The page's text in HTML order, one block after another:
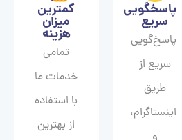
پاسخگویی
سریع
پاسخ‌گویی
سریع از
طریق
اینستاگرام،
و
کمترین
میزان
هزینه
تمامی
خدمات ما
با استفاده
از بهترین